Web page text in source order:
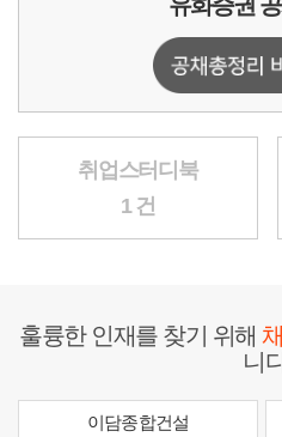
유화증권
취업스터디북
1 건
훌륭한 인재를 찾기 위해
니
이담종합건설